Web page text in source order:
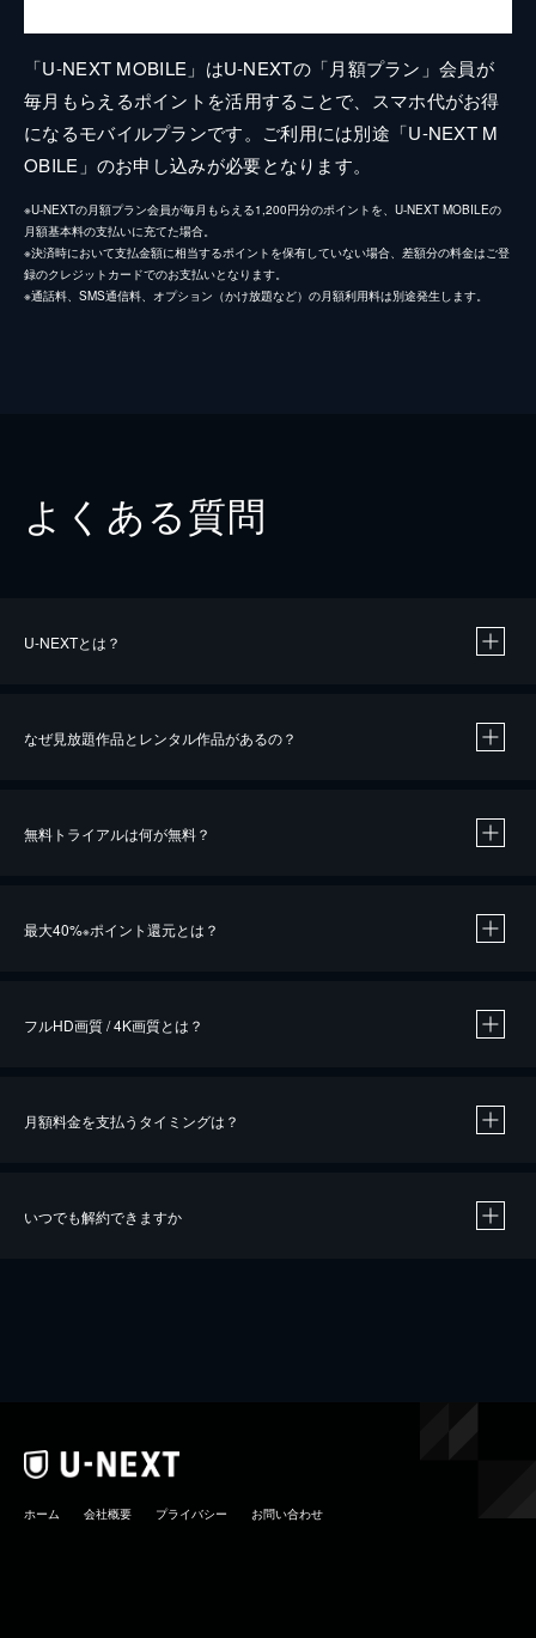
「U-NEXT MOBILE」はU-NEXTの「月額プラン」会員が
毎月もらえるポイントを活用することで、スマホ代がお得
になるモバイルプランです。ご利用には別途「U-NEXT M
OBILE」のお申し込みが必要となります。
※U-NEXTの月額プラン会員が毎月もらえる1,200円分のポイントを、U-NEXT MOBILEの
月額基本料の支払いに充てた場合。
※決済時において支払金額に相当するポイントを保有していない場合、差額分の料金はご登
録のクレジットカードでのお支払いとなります。
※通話料、SMS通信料、オプション（かけ放題など）の月額利用料は別途発生します。
よくある質問
U-NEXTとは？
なぜ見放題作品とレンタル作品があるの？
無料トライアルは何が無料？
最大40%※ポイント還元とは？
※40％ポイント還元の対象は、クレジットカード決済による作品の購入 / レンタルです。
フルHD画質 / 4K画質とは？
月額料金を支払うタイミングは？
いつでも解約できますか
ホーム 会社概要 プライバシー お問い合わせ